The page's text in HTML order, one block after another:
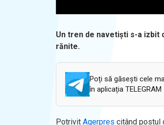
Un tren de navetiști s-a izbit
rănite.
Poți să găsești cele
în aplicația TELEGRAM
Potrivit Agerpres citând postul